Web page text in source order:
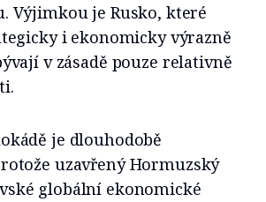
Výjimkou je Rusko, které
i ekonomicky výrazně
v zásadě pouze relativně
je dlouhodobě
uzavřený Hormuzský
globální ekonomické